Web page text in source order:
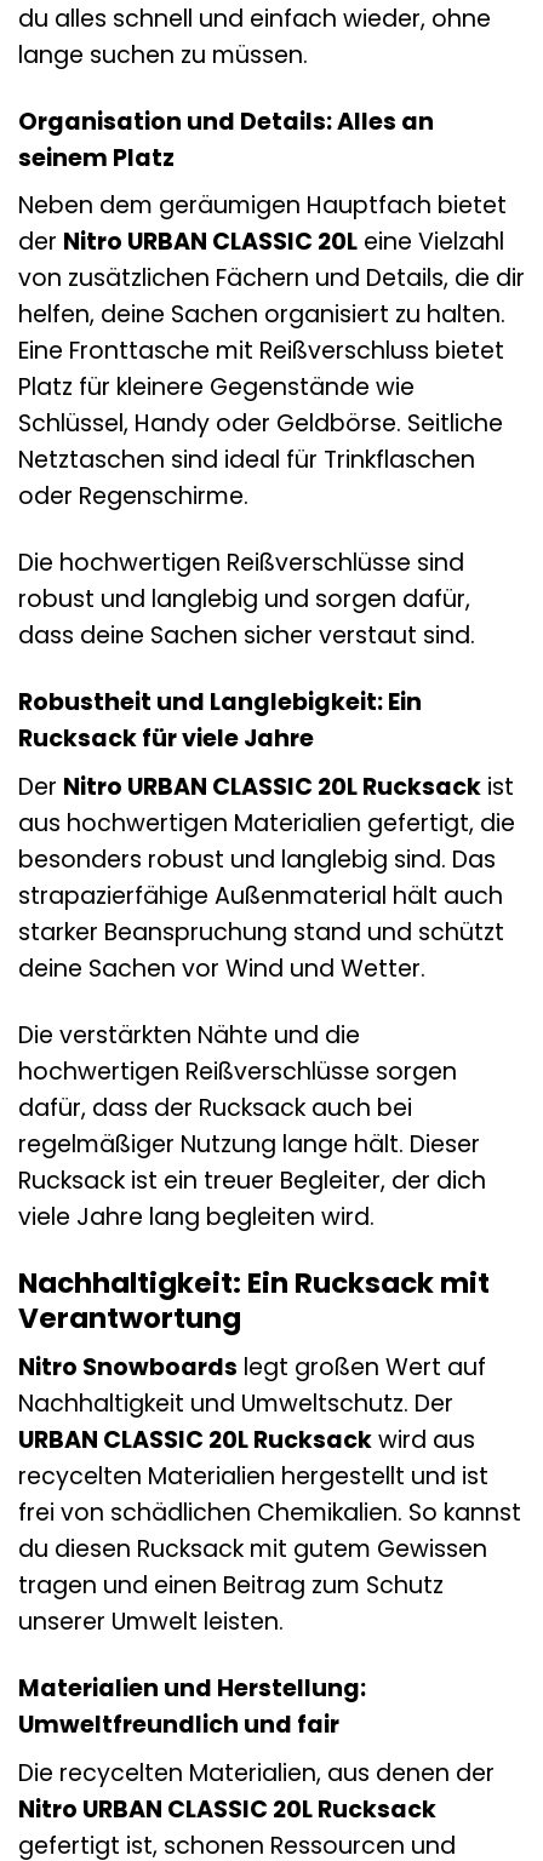
du alles schnell und einfach wieder, ohne
lange suchen zu müssen.
Organisation und Details: Alles an
seinem Platz
Neben dem geräumigen Hauptfach bietet
der Nitro URBAN CLASSIC 20L eine Vielzahl
von zusätzlichen Fächern und Details, die dir
helfen, deine Sachen organisiert zu halten.
Eine Fronttasche mit Reißverschluss bietet
Platz für kleinere Gegenstände wie
Schlüssel, Handy oder Geldbörse. Seitliche
Netztaschen sind ideal für Trinkflaschen
oder Regenschirme.
Die hochwertigen Reißverschlüsse sind
robust und langlebig und sorgen dafür,
dass deine Sachen sicher verstaut sind.
Robustheit und Langlebigkeit: Ein
Rucksack für viele Jahre
Der Nitro URBAN CLASSIC 20L Rucksack ist
aus hochwertigen Materialien gefertigt, die
besonders robust und langlebig sind. Das
strapazierfähige Außenmaterial hält auch
starker Beanspruchung stand und schützt
deine Sachen vor Wind und Wetter.
Die verstärkten Nähte und die
hochwertigen Reißverschlüsse sorgen
dafür, dass der Rucksack auch bei
regelmäßiger Nutzung lange hält. Dieser
Rucksack ist ein treuer Begleiter, der dich
viele Jahre lang begleiten wird.
Nachhaltigkeit: Ein Rucksack mit
Verantwortung
Nitro Snowboards legt großen Wert auf
Nachhaltigkeit und Umweltschutz. Der
URBAN CLASSIC 20L Rucksackwird aus
recycelten Materialien hergestellt und ist
frei von schädlichen Chemikalien. So kannst
du diesen Rucksack mit gutem Gewissen
tragen und einen Beitrag zum Schutz
unserer Umwelt leisten.
Materialien und Herstellung:
Umweltfreundlich und fair
Die recycelten Materialien, aus denen der
Nitro URBAN CLASSIC 20L Rucksack
gefertigt ist, schonen Ressourcen und